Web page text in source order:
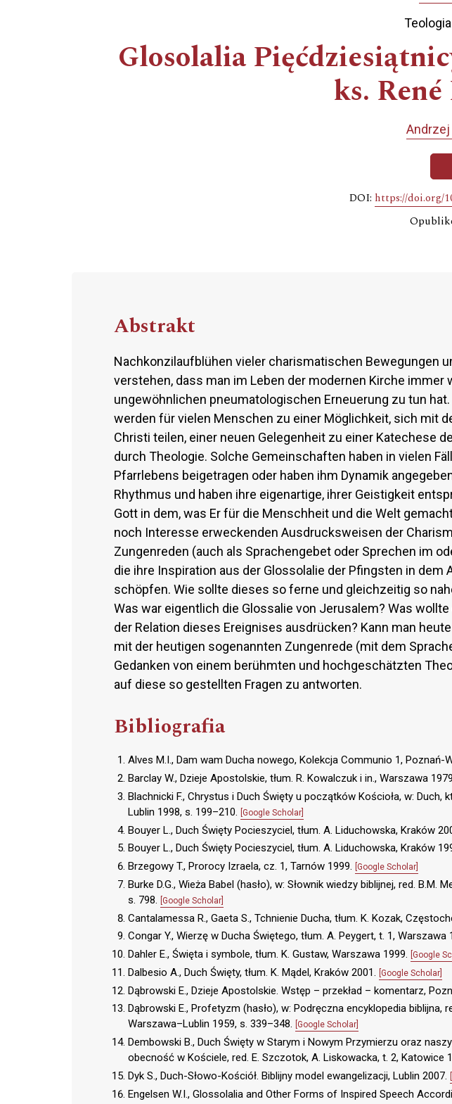
Glosolalia
ks.
DOI: https://doi.org/
Abstrakt
Nachkonzilaufblühen vieler charismatischen Bewegungen
verstehen, dass man im Leben der modernen Kirche immer
ungewöhnlichen pneumatologischen Erneuerung zu tun
werden für vielen Menschen zu einer Möglichkeit, sich mit
Christi teilen, einer neuen Gelegenheit zu einer Katechese
durch Theologie. Solche Gemeinschaften haben in vielen
Pfarrlebens beigetragen oder haben ihm Dynamik
Rhythmus und haben ihre eigenartige, ihrer Geistigkeit
Gott in dem, was Er für die Menschheit und die Welt
noch Interesse erweckenden Ausdrucksweisen der
Zungenreden (auch als Sprachengebet oder Sprechen im
die ihre Inspiration aus der Glossolalie der Pfingsten in dem
schöpfen. Wie sollte dieses so ferne und gleichzeitig so
Was war eigentlich die Glossalie von Jerusalem? Was
der Relation dieses Ereignises ausdrücken? Kann man
mit der heutigen sogenannten Zungenrede (mit dem
Gedanken von einem berühmten und hochgeschätzten
auf diese so gestellten Fragen zu antworten.
Bibliografia
Alves M.I., Dam wam Ducha nowego, Kolekcja Communio 1, Poznań-
Barclay W., Dzieje Apostolskie, tłum. R. Kowalczuk i in., Warszawa
Blachnicki F., Chrystus i Duch Święty u początków Kościoła, w: Duch,
Lublin 1998, s. 199–210. [Google Scholar]
Bouyer L., Duch Święty Pocieszyciel, tłum. A. Liduchowska, Kraków
Bouyer L., Duch Święty Pocieszyciel, tłum. A. Liduchowska, Kraków
Brzegowy T., Prorocy Izraela, cz. 1, Tarnów 1999. [Google Scholar]
Burke D.G., Wieża Babel (hasło), w: Słownik wiedzy biblijnej, red. B.M.
s. 798. [Google Scholar]
Cantalamessa R., Gaeta S., Tchnienie Ducha, tłum. K. Kozak,
Congar Y., Wierzę w Ducha Świętego, tłum. A. Peygert, t. 1, Warszawa
Dahler E., Święta i symbole, tłum. K. Gustaw, Warszawa 1999. [Google
Dalbesio A., Duch Święty, tłum. K. Mądel, Kraków 2001. [Google Scholar]
Dąbrowski E., Dzieje Apostolskie. Wstęp – przekład – komentarz,
Dąbrowski E., Profetyzm (hasło), w: Podręczna encyklopedia biblijna,
Warszawa–Lublin 1959, s. 339–348. [Google Scholar]
Dembowski B., Duch Święty w Starym i Nowym Przymierzu oraz
obecność w Kościele, red. E. Szczotok, A. Liskowacka, t. 2, Katowice
Dyk S., Duch-Słowo-Kościół. Biblijny model ewangelizacji, Lublin 2007.
Engelsen W.I., Glossolalia and Other Forms of Inspired Speech